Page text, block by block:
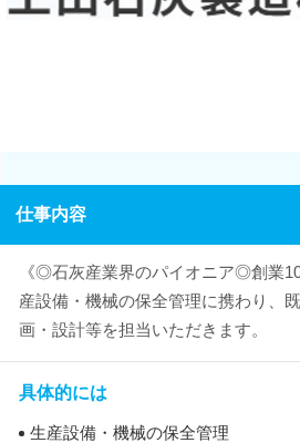
仕事内容
《◎石灰産業界のパイオニア◎創業
産設備・機械の保全管理に携わり、
画・設計等を担当いただきます。
具体的には
生産設備・機械の保全管理